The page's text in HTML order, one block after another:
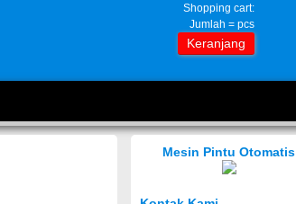
Shopping cart:
Jumlah = pcs
Keranjang
Mesin Pintu Otomatis